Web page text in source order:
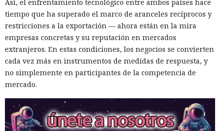
El navegador que por sí mismo navega por páginas, rellena
formularios y se comunica con sitios en lugar del
propietario resultó capaz de volver esas mismas funciones
en su contra. En la conferencia de ciberseguridad Black Hat,
especialistas de la empresa Zenity mostraron cómo el
mensajes a contactos de WhatsApp y gestionar compras en
Amazon sin el conocimiento del usuario.
Así, el enfrentamiento tecnológico entre ambos países hace
tiempo que ha superado el marco de aranceles recíprocos y
restricciones a la exportación — ahora están en la mira
empresas concretas y su reputación en mercados
extranjeros. En estas condiciones, los negocios se convierten
cada vez más en instrumentos de medidas de respuesta, y
no simplemente en participantes de la competencia de
mercado.